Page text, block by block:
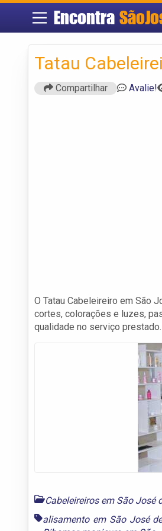
Encontra
Tatau
Compartilhar Avalie!
O Tatau Cabeleireiro em São
cortes, colorações e luzes,
qualidade no serviço
Cabeleireiros em São José
alisamento em São José